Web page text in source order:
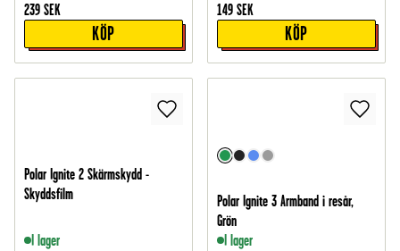
239 SEK
KÖP
149 SEK
KÖP
Polar Ignite 2 Skärmskydd -
Skyddsfilm
I lager
Polar Ignite 3 Armband i resår,
Grön
I lager